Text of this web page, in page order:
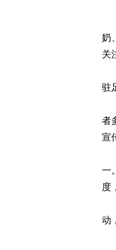
奶
关
驻
者
宣
一
度
动